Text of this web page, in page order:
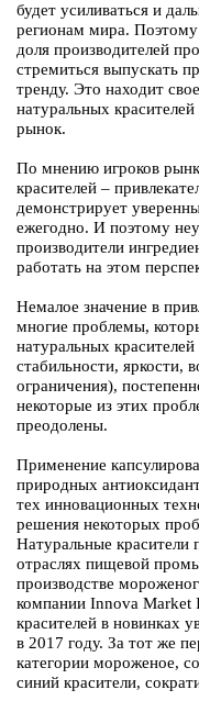
будет усиливаться и
регионам мира.
доля производителей
стремиться выпускать
тренду. Это находит
натуральных
рынок.
По мнению игроков
красителей –
демонстрирует
ежегодно. И поэтому
производители
работать на этом
Немалое значение в
многие проблемы,
натуральных
стабильности, яркости,
ограничения),
некоторые из этих
преодолены.
Применение
природных
тех инновационных
решения некоторых
Натуральные красители
отраслях пищевой
производстве
компании Innova Market
красителей в новинках
в 2017 году. За тот же
категории мороженое,
синий красители,